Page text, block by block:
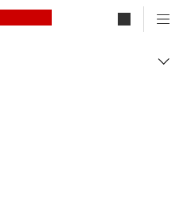
Canon Logo, back to